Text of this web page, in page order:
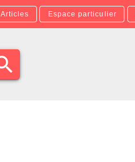
Articles Espace particulier